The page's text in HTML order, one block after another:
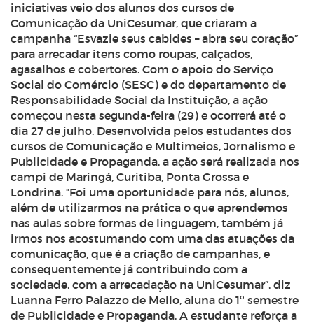
iniciativas veio dos alunos dos cursos de
Comunicação da UniCesumar, que criaram a
campanha “Esvazie seus cabides – abra seu coração”
para arrecadar itens como roupas, calçados,
agasalhos e cobertores. Com o apoio do Serviço
Social do Comércio (SESC) e do departamento de
Responsabilidade Social da Instituição, a ação
começou nesta segunda-feira (29) e ocorrerá até o
dia 27 de julho. Desenvolvida pelos estudantes dos
cursos de Comunicação e Multimeios, Jornalismo e
Publicidade e Propaganda, a ação será realizada nos
campi de Maringá, Curitiba, Ponta Grossa e
Londrina. “Foi uma oportunidade para nós, alunos,
além de utilizarmos na prática o que aprendemos
nas aulas sobre formas de linguagem, também já
irmos nos acostumando com uma das atuações da
comunicação, que é a criação de campanhas, e
consequentemente já contribuindo com a
sociedade, com a arrecadação na UniCesumar”, diz
Luanna Ferro Palazzo de Mello, aluna do 1º semestre
de Publicidade e Propaganda. A estudante reforça a